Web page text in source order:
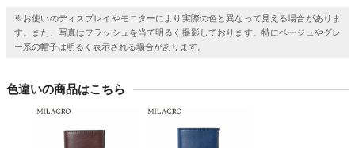
※お使いのディスプレイやモニターにより実際の色と異なって見える場合がありま
す。また、写真はフラッシュを当て明るく撮影しております。特にベージュやグレ
ー系の帽子は明るく表示される場合があります。
色違いの商品はこちら